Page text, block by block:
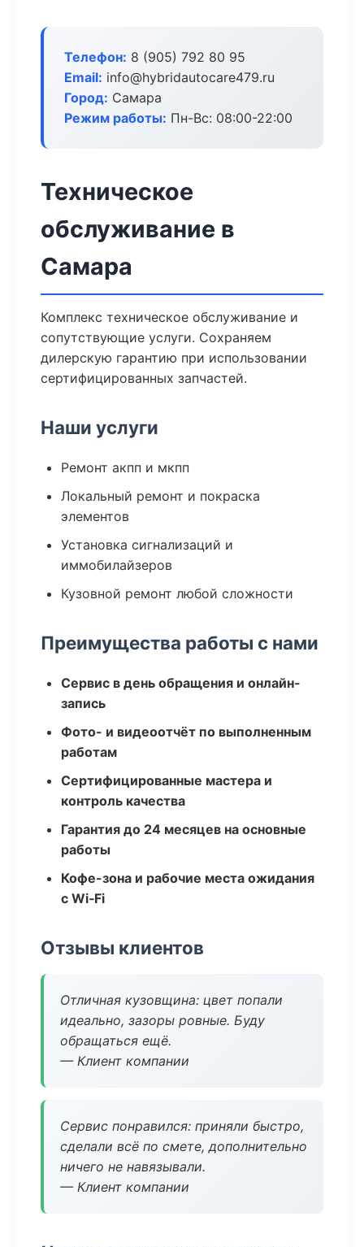
Телефон: 8 (905) 792 80 95
Email: info@hybridautocare479.ru
Город: Самара
Режим работы: Пн-Вс: 08:00-22:00
Техническое
обслуживание в
Самара
Комплекс техническое обслуживание и
сопутствующие услуги. Сохраняем
дилерскую гарантию при использовании
сертифицированных запчастей.
Наши услуги
Ремонт акпп и мкпп
Локальный ремонт и покраска
элементов
Установка сигнализаций и
иммобилайзеров
Кузовной ремонт любой сложности
Преимущества работы с нами
Сервис в день обращения и онлайн-
запись
Фото- и видеоотчёт по выполненным
работам
Сертифицированные мастера и
контроль качества
Гарантия до 24 месяцев на основные
работы
Кофе-зона и рабочие места ожидания
с Wi‑Fi
Отзывы клиентов
Отличная кузовщина: цвет попали
идеально, зазоры ровные. Буду
обращаться ещё.
— Клиент компании
Сервис понравился: приняли быстро,
сделали всё по смете, дополнительно
ничего не навязывали.
— Клиент компании